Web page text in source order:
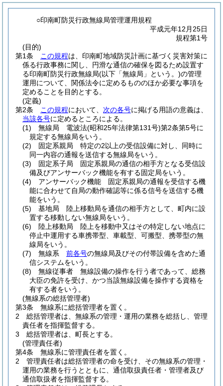
○印南町防災行政無線局管理運用規程
平成元年12月25日
規程第1号
(目的)
第1条
この規程は、印南町地域防災計画に基づく災害対策に
係る行政事務に関し、円滑な通信の確保を図るため設置す
る印南町防災行政無線局(以下「無線局」という。)の管理
運用について、関係法令に定めるもののほか必要な事項を
定めることを目的とする。
(定義)
第2条
この規程において、 次の各号に掲げる用語の意義は、
当該各号に定めるところによる。
(1)
無線局 電波法(昭和25年法律第131号)第2条第5号に
規定する無線局をいう。
(2)
固定系親局 特定の2以上の受信設備に対し、同時に
同一内容の通報を送信する無線局をいう。
(3)
固定系子局 固定系親局の通信の相手方となる受信設
備及びアンサーバック機能を有する固定局をいう。
(4)
アンサーバック機能 固定系親局の通報を受信する機
能に合わせて自局の動作確認等に係る信号を送信する機
能をいう。
(5)
基地局 陸上移動局を通信の相手方として、町内に設
置する移動しない無線局をいう。
(6)
陸上移動局 陸上を移動中又はその特定しない地点に
停止中運用する車携帯型、車載型、可搬型、携帯型の無
線局をいう。
(7)
無線系 前各号の無線局及びその付帯設備を含めた通
信システムをいう。
(8)
無線従事者 無線設備の操作を行う者であって、総務
大臣の免許を受け、かつ当該無線設備を操作する資格を
有する者をいう。
(無線系の総括管理者)
第3条
無線系に総括管理者を置く。
2
総括管理者は、無線系の管理・運用の業務を総括し、管理
責任者を指揮監督する。
3
総括管理者は、町長とする。
(管理責任者)
第4条
無線系に管理責任者を置く。
2
管理責任者は総括管理者の命を受け、その無線系の管理・
運用の業務を行うとともに、通信取扱責任者・管理者及び
通信取扱者を指揮監督する。